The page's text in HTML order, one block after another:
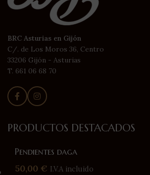
BRC Asturias en Gijón
C/. de Los Moros 36, Centro
33206 Gijón - Asturias
T. 661 06 68 70
PRODUCTOS DESTACADOS
Pendientes daga
50,00 € I.V.A incluido